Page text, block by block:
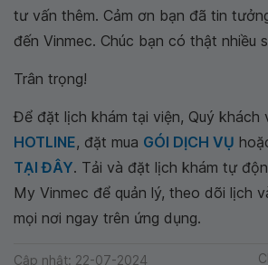
tư vấn thêm. Cảm ơn bạn đã tin
đến Vinmec. Chúc bạn có thật nhiều
Trân trọng!
Để đặt lịch khám tại viện, Quý khách
HOTLINE, đặt mua GÓI DỊCH VỤ
TẠI ĐÂY. Tải và đặt lịch khám tự
My Vinmec để quản lý, theo dõi lịch
mọi nơi ngay trên ứng dụng.
Cập nhật: 22-07-2024